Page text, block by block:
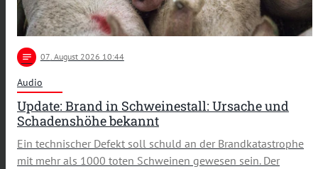
notes 07. August 2026 10:44
Audio
Update: Brand in Schweinestall: Ursache und
Schadenshöhe bekannt
Ein technischer Defekt soll schuld an der Brandkatastrophe
mit mehr als 1000 toten Schweinen gewesen sein. Der